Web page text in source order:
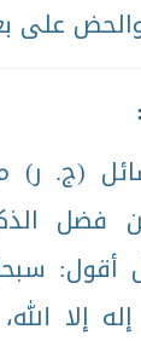
على
(ج. ر)
فضل
أقول:
إلا